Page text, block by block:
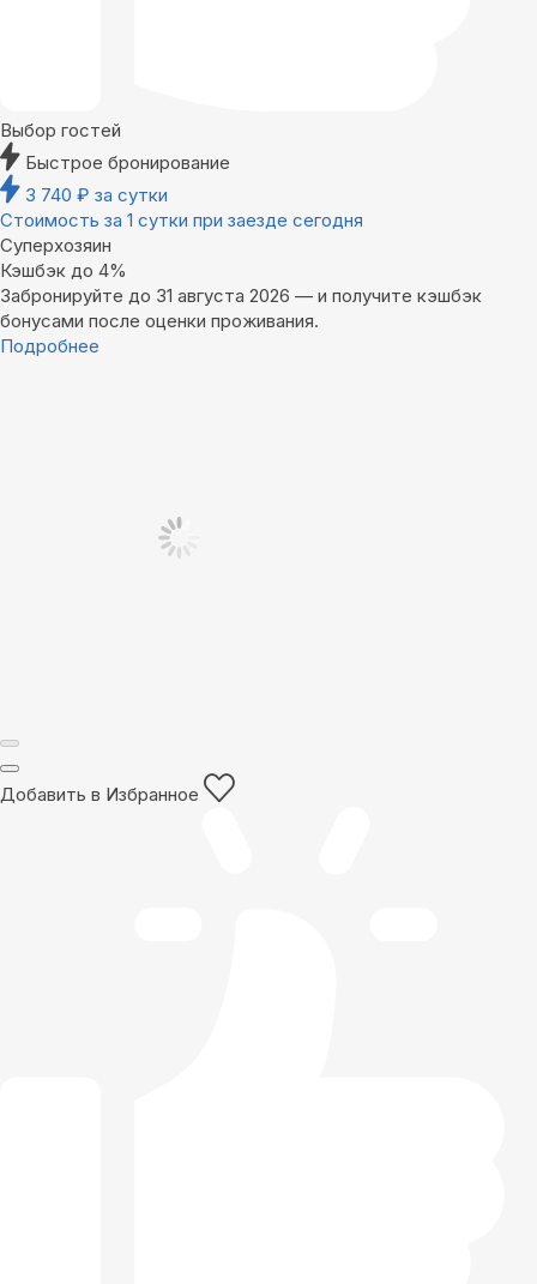
Выбор гостей
Быстрое бронирование
3 740 ₽ за сутки
Стоимость за 1 сутки при заезде сегодня
Суперхозяин
Кэшбэк до 4%
Забронируйте до 31 августа 2026 — и получите кэшбэк
бонусами после оценки проживания.
Подробнее
Добавить в Избранное